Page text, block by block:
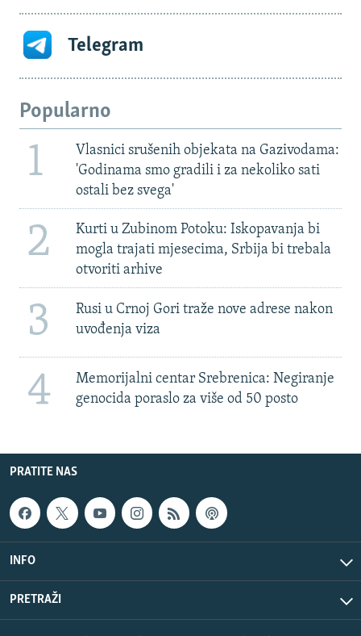
Telegram
Popularno
1
Vlasnici srušenih objekata na Gazivodama:
'Godinama smo gradili i za nekoliko sati
ostali bez svega'
2
Kurti u Zubinom Potoku: Iskopavanja bi
mogla trajati mjesecima, Srbija bi trebala
otvoriti arhive
3
Rusi u Crnoj Gori traže nove adrese nakon
uvođenja viza
4
Memorijalni centar Srebrenica: Negiranje
genocida poraslo za više od 50 posto
PRATITE NAS
INFO
PRETRAŽI